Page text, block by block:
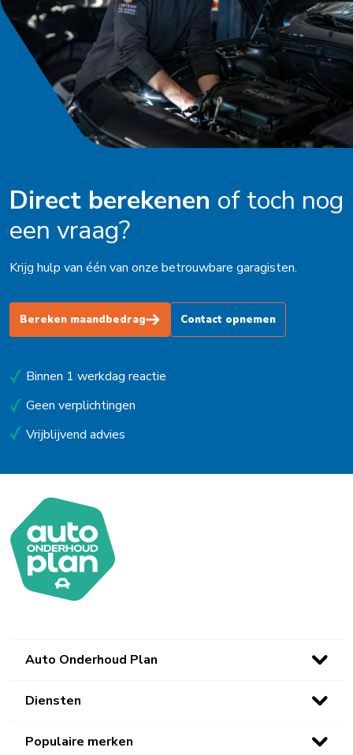
Direct berekenen of toch nog
een vraag?
Krijg hulp van één van onze betrouwbare garagisten.
Bereken maandbedrag Contact opnemen
Binnen 1 werkdag reactie
Geen verplichtingen
Vrijblijvend advies
Auto Onderhoud Plan
Diensten
Populaire merken